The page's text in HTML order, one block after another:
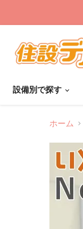
設備別で探す
ホーム